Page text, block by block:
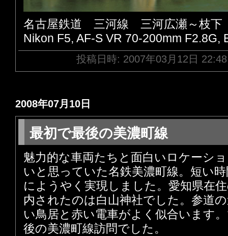
名古屋鉄道 三河線 三河広瀬～枝下
Nikon F5, AF-S VR 70-200mm F2.8G,
投稿日時: 2007年03月12日
2008年07月10日
最初で最後の美濃町線
魅力的な車両たちと面白いロケーシ
いと思っていた名鉄美濃町線。短い
にようやく実現しました。愛知県在
内されたのは白山神社でした。参道
い鳥居と赤い電車がよく似合います
後の美濃町線訪問でした。